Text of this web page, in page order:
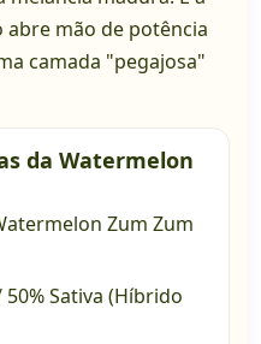
mão de potência
camada "pegajosa"
da Watermelon
Zum Zum
50% Sativa (Híbrido